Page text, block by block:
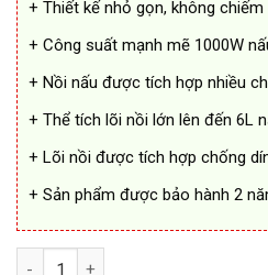
+ Thiết kế nhỏ gọn, không
+ Công suất mạnh mẽ 1000W
+ Nồi nấu được tích hợp nhiều
+ Thể tích lõi nồi lớn lên đến 6L
+ Lõi nồi được tích hợp chống
+ Sản phẩm được bảo hành 2
Nồi Áp Suất Điện Tử LEBENLANG